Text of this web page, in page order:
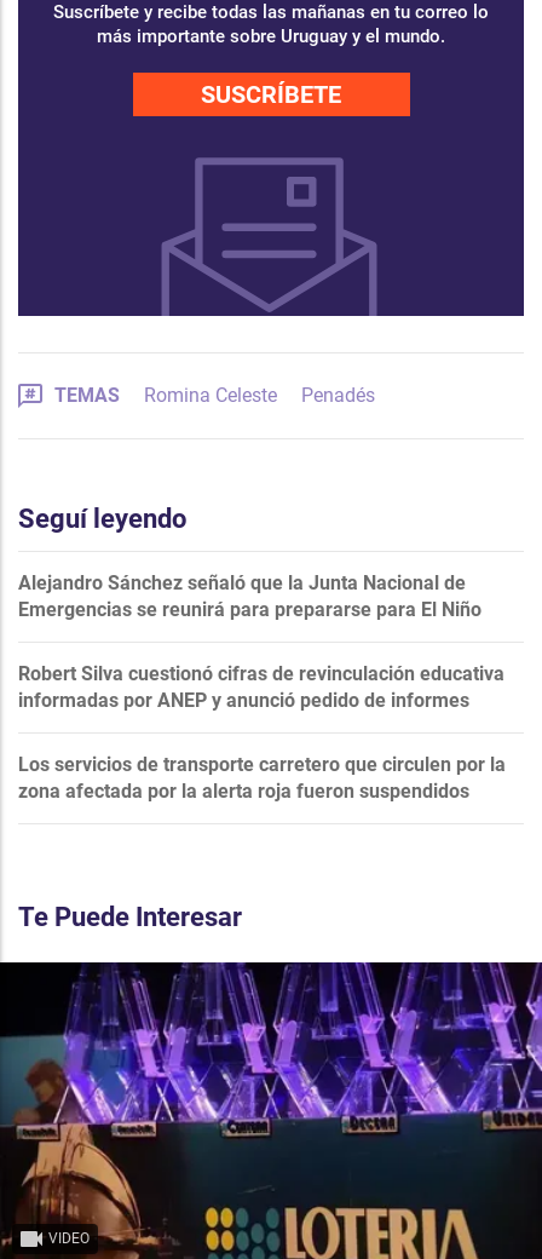
Suscríbete y recibe todas las mañanas en tu correo lo
más importante sobre Uruguay y el mundo.
SUSCRÍBETE
TEMAS Romina Celeste Penadés
Seguí leyendo
Alejandro Sánchez señaló que la Junta Nacional de
Emergencias se reunirá para prepararse para El Niño
Robert Silva cuestionó cifras de revinculación educativa
informadas por ANEP y anunció pedido de informes
Los servicios de transporte carretero que circulen por la
zona afectada por la alerta roja fueron suspendidos
Te Puede Interesar
VIDEO